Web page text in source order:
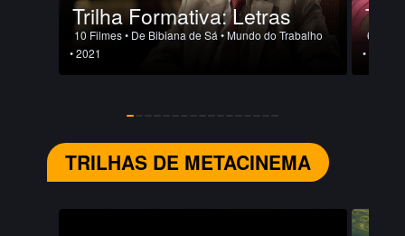
Trilha Formativa: Letras
10 Filmes• De Bibiana de Sá • Mundo do Trabalho
• 2021
6
• 2021
TRILHAS DE METACINEMA